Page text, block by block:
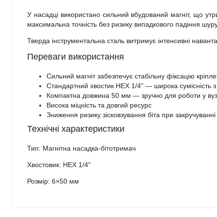
У насадці використано сильний вбудований магніт, що
максимальна точність без ризику випадкового падіння
Тверда інструментальна сталь витримує інтенсивні
Переваги використання
Сильний магніт забезпечує стабільну фіксацію
Стандартний хвостик HEX 1/4" — широка сумісність
Компактна довжина 50 мм — зручно для роботи у
Висока міцність та довгий ресурс
Зниження ризику зісковзування біта при закручуванні
Технічні характеристики
Тип: Магнітна насадка-бітотримач
Хвостовик: HEX 1/4"
Розмір: 6×50 мм